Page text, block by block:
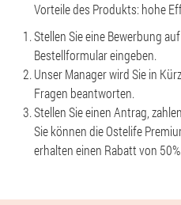
Vorteile des Produkts: hohe
Stellen Sie eine Bewerbung
Bestellformular eingeben.
Unser Manager wird Sie in
Fragen beantworten.
Stellen Sie einen Antrag,
Sie können die Ostelife
erhalten einen Rabatt von 50%.